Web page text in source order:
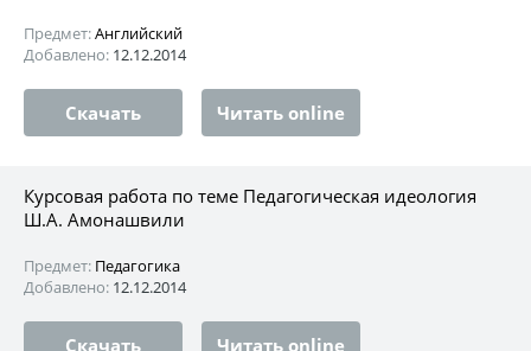
Предмет:Английский
Добавлено: 12.12.2014
Скачать Читать online
Курсовая работа по теме Педагогическая идеология
Ш.А. Амонашвили
Предмет: Педагогика
Добавлено: 12.12.2014
Скачать Читать online